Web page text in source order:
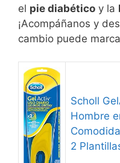
el pie diabético y la
¡Acompáñanos y
cambio puede
Scholl
Hombre
2